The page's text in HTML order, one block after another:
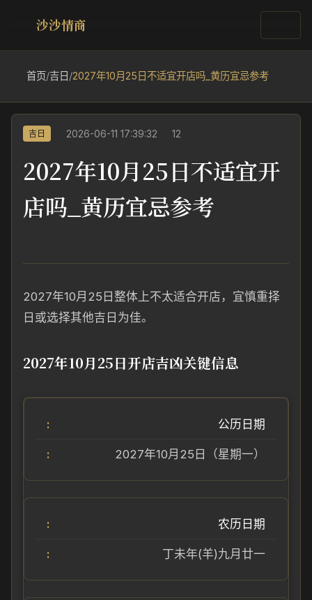
沙沙情商
首页/吉日 /2027年10月25日不适宜开店吗_黄历宜忌参考
吉日 2026-06-11 17:39:32 12
2027年10月25日不适宜开
店吗_黄历宜忌参考
2027年10月25日整体上不太适合开店，宜慎重择
日或选择其他吉日为佳。
2027年10月25日开店吉凶关键信息
公历日期
2027年10月25日（星期一）
农历日期
丁未年(羊)九月廿一